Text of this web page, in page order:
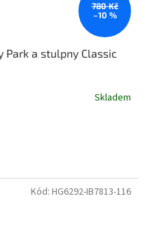
780 Kč
–10 %
Park a stulpny Classic
Skladem
Kód: HG6292-IB7813-116